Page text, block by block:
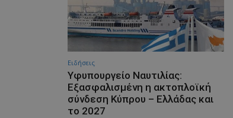
Ειδήσεις
Υφυπουργείο Ναυτιλίας:
Εξασφαλισμένη η ακτοπλοϊκή
σύνδεση Κύπρου – Ελλάδας και
το 2027